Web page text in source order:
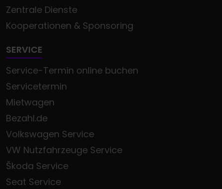
Zentrale Dienste
Kooperationen & Sponsoring
SERVICE
Service-Termin online buchen
Servicetermin
Mietwagen
Bezahl.de
Volkswagen Service
VW Nutzfahrzeuge Service
Škoda Service
Seat Service